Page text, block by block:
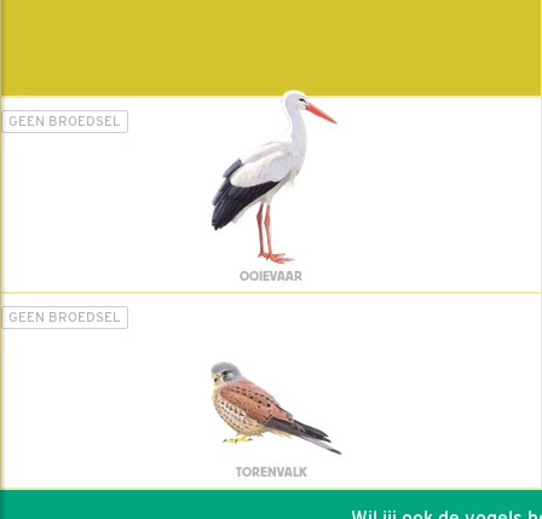
GEEN BROEDSEL
OOIEVAAR
GEEN BROEDSEL
TORENVALK